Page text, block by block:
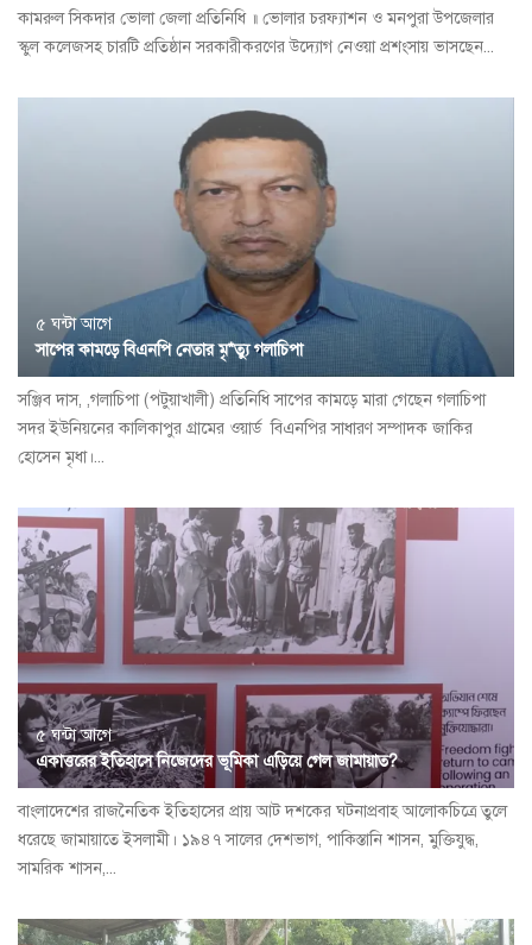
কামরুল সিকদার ভোলা জেলা প্রতিনিধি ॥ ভোলার চরফ্যাশন ও মনপুরা উপজেলার
স্কুল কলেজসহ চারটি প্রতিষ্ঠান সরকারীকরণের উদ্যোগ নেওয়া প্রশংসায় ভাসছেন...
৫ ঘন্টা আগে
সাপের কামড়ে বিএনপি নেতার মৃ*ত্যু গলাচিপা
সঞ্জিব দাস, ,গলাচিপা (পটুয়াখালী) প্রতিনিধি সাপের কামড়ে মারা গেছেন গলাচিপা
সদর ইউনিয়নের কালিকাপুর গ্রামের ওয়ার্ড বিএনপির সাধারণ সম্পাদক জাকির
হোসেন মৃধা।...
৫ ঘন্টা আগে
একাত্তরের ইতিহাসে নিজেদের ভূমিকা এড়িয়ে গেল জামায়াত?
বাংলাদেশের রাজনৈতিক ইতিহাসের প্রায় আট দশকের ঘটনাপ্রবাহ আলোকচিত্রে তুলে
ধরেছে জামায়াতে ইসলামী। ১৯৪৭ সালের দেশভাগ, পাকিস্তানি শাসন, মুক্তিযুদ্ধ,
সামরিক শাসন,...